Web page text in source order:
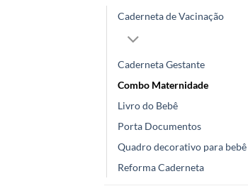
Caderneta de Vacinação
Caderneta Gestante
Combo Maternidade
Livro do Bebê
Porta Documentos
Quadro decorativo para bebê
Reforma Caderneta